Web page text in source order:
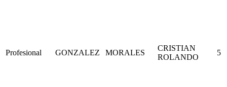
Profesional GONZALEZ MORALES
CRISTIAN
ROLANDO
5